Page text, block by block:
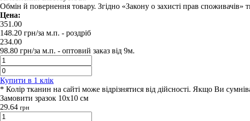
Обмін й повернення товару. Згідно «Закону о захисті прав
Цена:
351.00
148.20 грн/за м.п. - роздрiб
234.00
98.80 грн/за м.п. - оптовий заказ вiд 9м.
Купити в 1 клiк
* Колір тканин на сайті може відрізнятися від дійсності. Якщо Ви
Замовити зразок 10х10 см
29.64 грн